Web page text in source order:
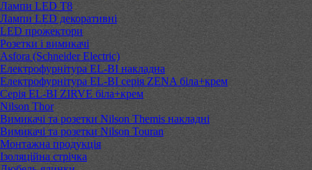
Лампи LED Т8
Лампи LED декоративні
LED прожектори
Розетки і вимикачі
Asfora (Schneider Electric)
Електрофурнітура EL-BI накладна
Електрофурнітура EL-BI серія ZENA біла+крем
Серія EL-BI ZIRVE біла+крем
Nilson Thor
Вимикачі та розетки Nilson Themis накладні
Вимикачі та розетки Nilson Touran
Монтажна продукція
Ізоляційна стрічка